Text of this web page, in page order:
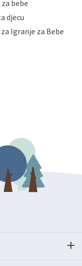
Napominjemo
ili djelomice,
Vaših osobnih
poštom na
adresu:
bebe
djecu
Igranje za Bebe